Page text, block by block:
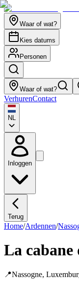
Waar of wat?
Kies datums
Personen
Waar of wat?
VerhurenContact
NL
Inloggen
Terug
Home/Ardennen/
La cabane
📍Nassogne,